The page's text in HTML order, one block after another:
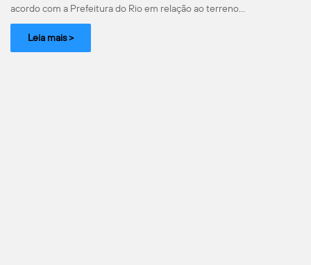
acordo com a Prefeitura do Rio em relação ao terreno…
Leia mais >